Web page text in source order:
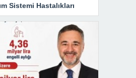
Sistemi Hastalıkları